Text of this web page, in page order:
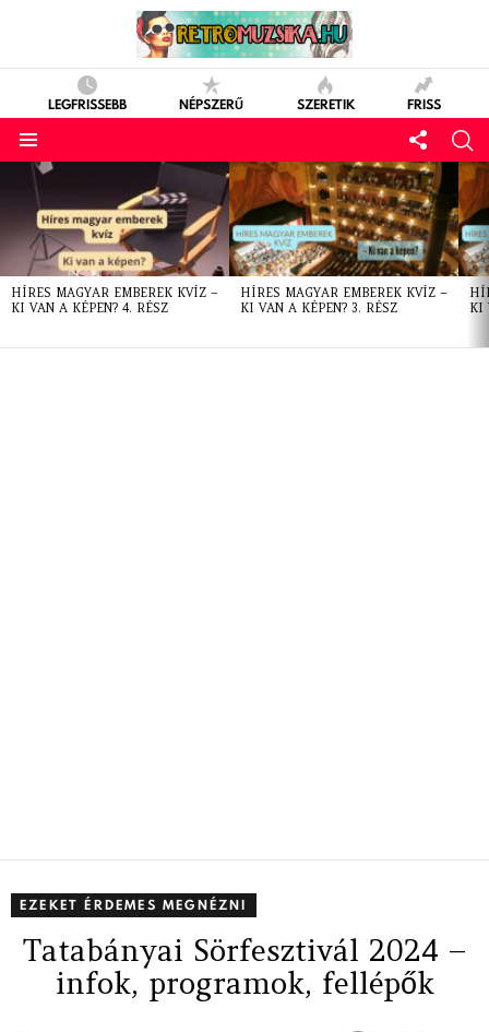
LEGFRISSEBB NÉPSZERŰ SZERETIK FRISS
LATEST
STORIES
HÍRES MAGYAR EMBEREK KVÍZ –
KI VAN A KÉPEN? 4. RÉSZ
HÍRES MAGYAR EMBEREK KVÍZ –
KI VAN A KÉPEN? 3. RÉSZ
KI
EZEKET ÉRDEMES MEGNÉZNI
Tatabányai Sörfesztivál 2024 –
infok, programok, fellépők